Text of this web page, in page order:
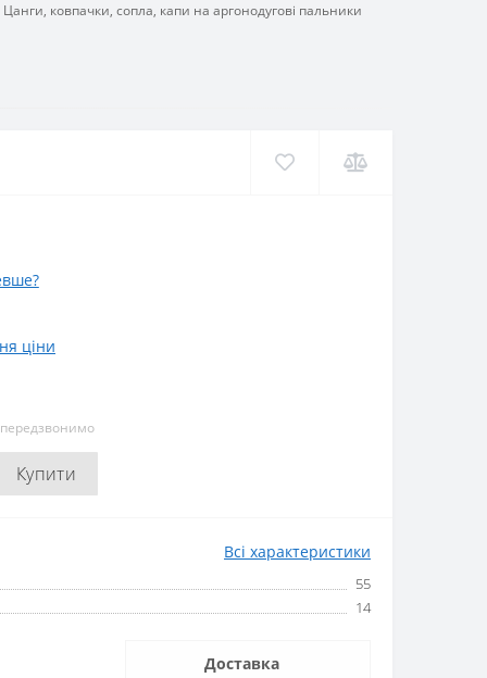
Цанги, ковпачки, сопла, капи на аргонодугові пальники
ціни
Купити
Всі характеристики
55
14
Доставка